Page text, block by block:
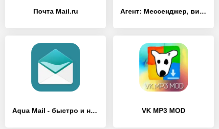
Почта Mail.ru Агент: Мессенджер, видеозвонки
Aqua Mail - быстро и надежно VK MP3 MOD